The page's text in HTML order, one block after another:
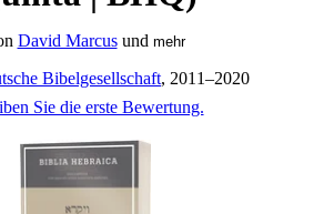
David Marcus und mehr
Bibelgesellschaft, 2011–2020
Sie die erste Bewertung.